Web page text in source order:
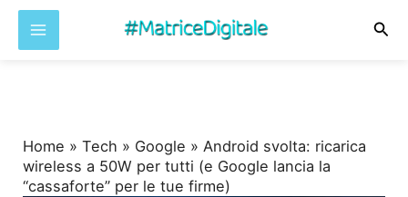
Home »Tech » Google »Android svolta: ricarica
wireless a 50W per tutti (e Google lancia la
“cassaforte” per le tue firme)